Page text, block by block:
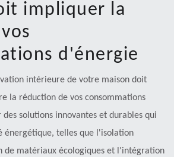
impliquer la
d'énergie
intérieure de votre maison doit
la réduction de vos consommations
solutions innovantes et durables qui
telles que l'isolation
de matériaux écologiques et l'intégration